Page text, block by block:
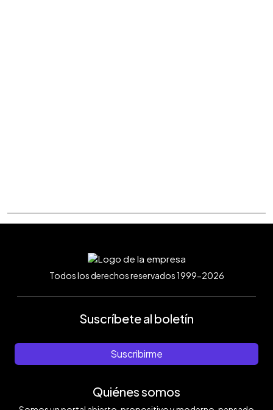
Todos los derechos reservados 1999-2026
Suscríbete al boletín
Suscribirme
Quiénes somos